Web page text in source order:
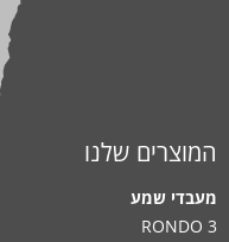
המוצרים שלנו
מעבדי שמע
RONDO 3